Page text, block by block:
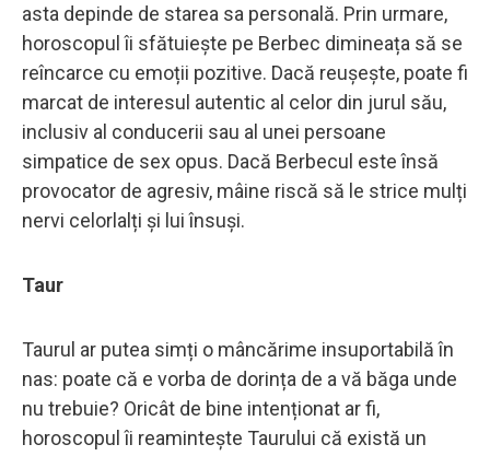
asta depinde de starea sa personală. Prin urmare,
horoscopul îi sfătuiește pe Berbec dimineața să se
reîncarce cu emoții pozitive. Dacă reușește, poate fi
marcat de interesul autentic al celor din jurul său,
inclusiv al conducerii sau al unei persoane
simpatice de sex opus. Dacă Berbecul este însă
provocator de agresiv, mâine riscă să le strice mulți
nervi celorlalți și lui însuși.
Taur
Taurul ar putea simți o mâncărime insuportabilă în
nas: poate că e vorba de dorința de a vă băga unde
nu trebuie? Oricât de bine intenționat ar fi,
horoscopul îi reamintește Taurului că există un